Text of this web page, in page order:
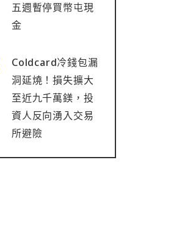
五週暫停買幣屯現
金
Coldcard冷錢包漏
洞延燒！損失擴大
至近九千萬鎂，投
資人反向湧入交易
所避險